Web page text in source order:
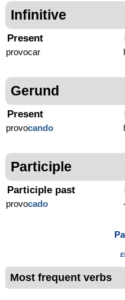
Infinitive
Present
provocar
Gerund
Present
provocando
Participle
Participle past
provocado
Most frequent verbs